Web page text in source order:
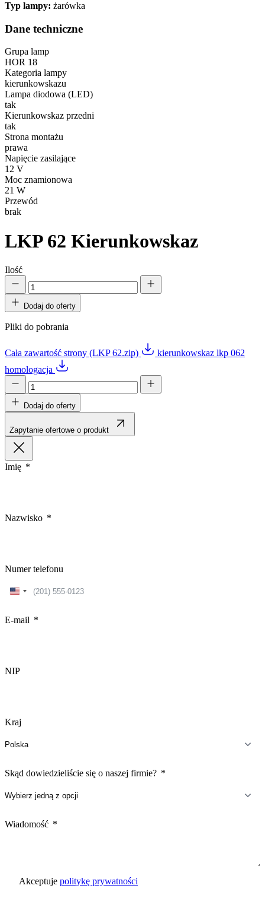
Typ lampy: żarówka
Dane techniczne
Grupa lamp
HOR 18
Kategoria lampy
kierunkowskazu
Lampa diodowa (LED)
tak
Kierunkowskaz przedni
tak
Strona montażu
prawa
Napięcie zasilające
12 V
Moc znamionowa
21 W
Przewód
brak
LKP 62 Kierunkowskaz
Ilość
Dodaj do oferty
Pliki do pobrania
Cała zawartość strony (LKP 62.zip)
kierunkowskaz lkp 062
homologacja
Dodaj do oferty
Zapytanie ofertowe o produkt
Imię
Nazwisko
Numer telefonu
United
E-mail
NIP
Kraj
Skąd dowiedzieliście się o naszej firmie?
Wiadomość
Akceptuje politykę prywatności